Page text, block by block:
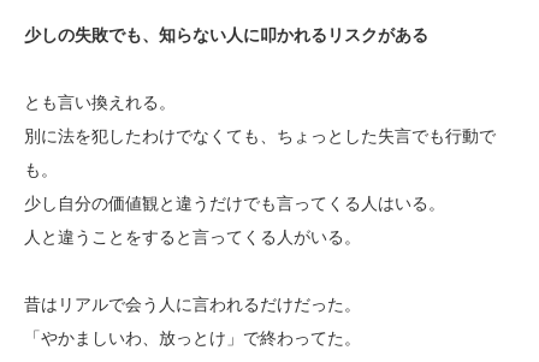
少しの失敗でも、知らない人に叩かれるリスクがある
とも言い換えれる。
別に法を犯したわけでなくても、ちょっとした失言でも行動で
も。
少し自分の価値観と違うだけでも言ってくる人はいる。
人と違うことをすると言ってくる人がいる。
昔はリアルで会う人に言われるだけだった。
「やかましいわ、放っとけ」で終わってた。